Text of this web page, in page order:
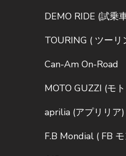
DEMO RIDE (試乗
TOURING ( ツーリ
Can-Am On-Road
MOTO GUZZI (モ
aprilia (アプリリア)
F.B Mondial ( FB